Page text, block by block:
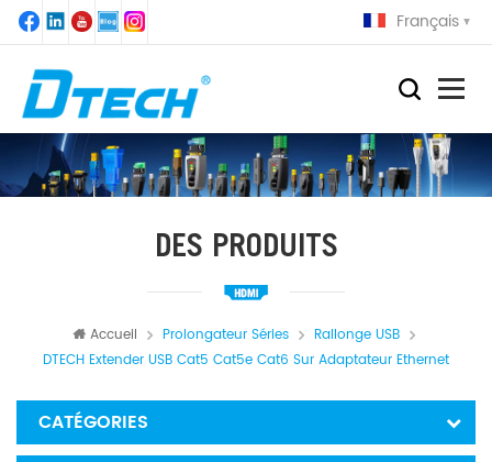
Français
DES PRODUITS
Accueil Prolongateur Séries
Rallonge USB
DTECH Extender USB Cat5 Cat5e Cat6 Sur Adaptateur Ethernet
CATÉGORIES